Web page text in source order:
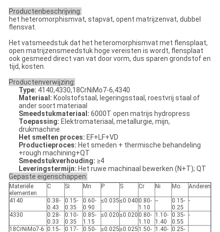
Productenbeschrijving:
het heteromorphismvat, stapvat, opent matrijzenvat, dubbel
flensvat.
Het vatsmeedstuk dat het heteromorphismvat met flensplaat,
open matrijzensmeedstuk hoge vereisten is wordt, flensplaat
ook gesmeed direct van vat door vorm, dus sparen grondstof en
tijd, kosten.
Productenverwijzing:
Type: 4140,4330,18CrNiMo7-6,4340
Materiaal: Koolstofstaal, legeringsstaal, roestvrij staal of
ander soort materiaal
Smeedstukmateriaal: 6000T open matrijs hydropress
Toepassing: Elektromateriaal, metallurgie, mijn,
drukmachine
Het smelten proces: EF+LF+VD
Productieproces: Het smeden + thermische behandeling
+rough machining+QT
Smeedstukverhouding: ≥4
Leveringstermijn: Het ruwe machinaal bewerken (N+T); QT
Gepaste eigenschappen:
Materiële
elementen
C Si Mn P S Cr Ni Mo Anderen
4140
0.38-
0.43
0.15-
0.35
0.60-
0.90
≤0.035≤0.040 0.80-
1.10
--
0.15-
0.25
-
4330
0.28-
0.33
0.10-
0.35
0.85-
1.15
≤0.020≤0.020 0.80-
1.10
1.10-
1.40
0.35-
0.55
-
18CrNiMo7-6 0.15- 0.17- 0.50- ≤0.025≤0.025 1.50- 1.40- 0.25-